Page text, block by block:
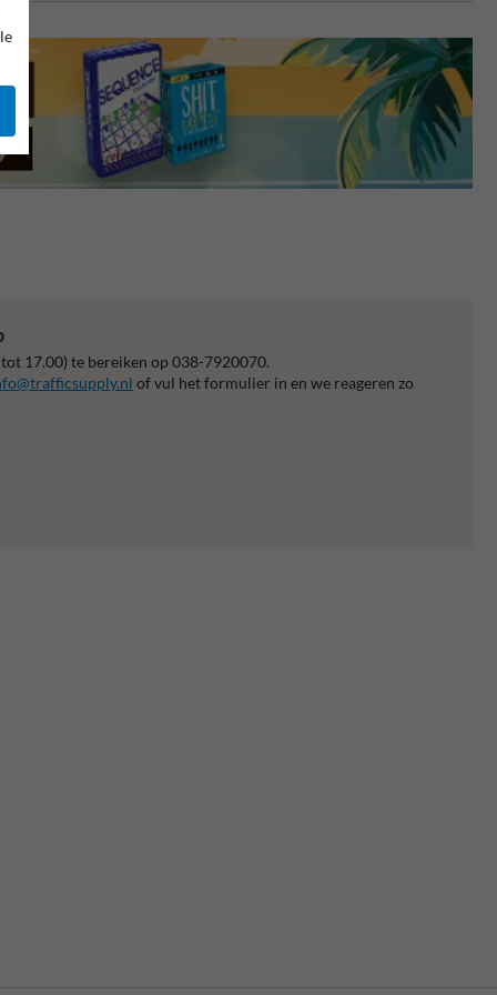
17.00) te bereiken op 038-7920070.
of vul het formulier in en we reageren zo